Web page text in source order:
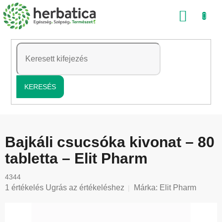
Ugrás
a
tartalomhoz
KERESÉS
Bajkáli csucsóka kivonat – 80
tabletta – Elit Pharm
4344
A
1 értékelés Ugrás az értékeléshez Márka: Elit Pharm